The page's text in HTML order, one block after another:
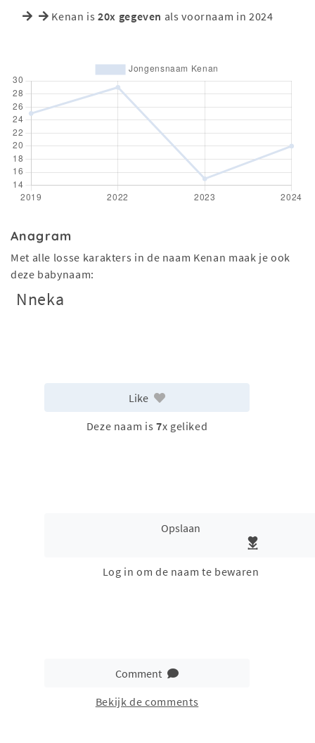
Kenan is20x gegeven als voornaam in 2024
Anagram
Met alle losse karakters in de naam Kenan maak je ook
deze babynaam:
Nneka
Like
Deze naam is 7x geliked
Opslaan
Log in om de naam te bewaren
Comment
Bekijk de comments